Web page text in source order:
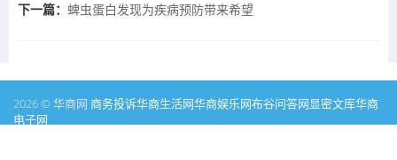
下一篇： 蜱虫蛋白发现为疾病预防带来希望
2026 © 华商网 商务投诉华商生活网华商娱乐网布谷问答网显密文库华商
电子网